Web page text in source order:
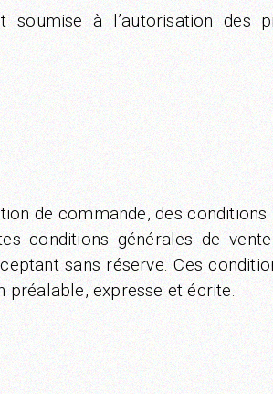
à l’autorisation des
de commande, des
conditions générales de
sans réserve. Ces
préalable, expresse et écrite.